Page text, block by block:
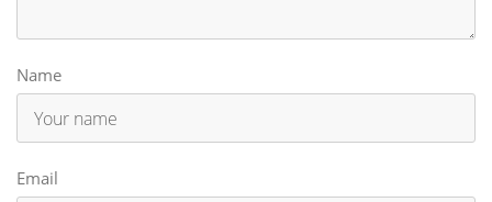
Name
Email